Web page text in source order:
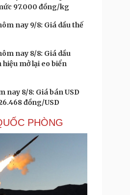
97.000 đồng/kg
nay 9/8: Giá dầu thế
nay 8/8: Giá dầu
mở lại eo biển
nay 8/8: Giá bán USD
đồng/USD
PHÒNG